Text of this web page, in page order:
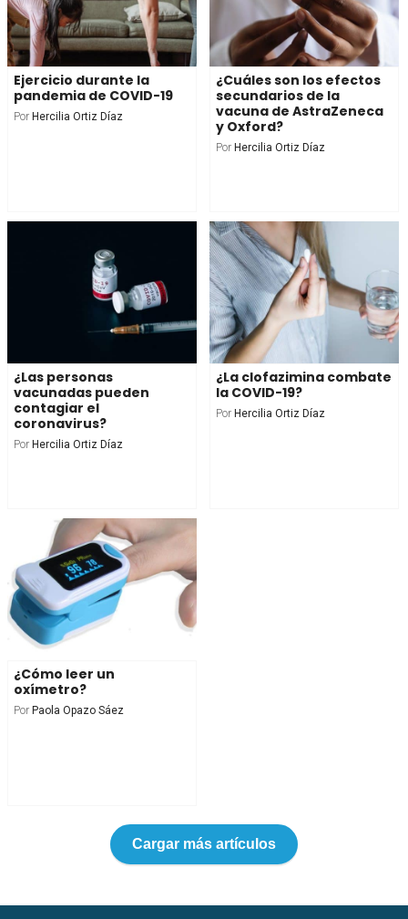
Ejercicio durante la
pandemia de COVID-19
Por Hercilia Ortiz Díaz
¿Cuáles son los efectos
secundarios de la
vacuna de AstraZeneca
y Oxford?
Por Hercilia Ortiz Díaz
¿Las personas
vacunadas pueden
contagiar el
coronavirus?
Por Hercilia Ortiz Díaz
¿La clofazimina combate
la COVID-19?
Por Hercilia Ortiz Díaz
¿Cómo leer un
oxímetro?
Por Paola Opazo Sáez
Cargar más artículos